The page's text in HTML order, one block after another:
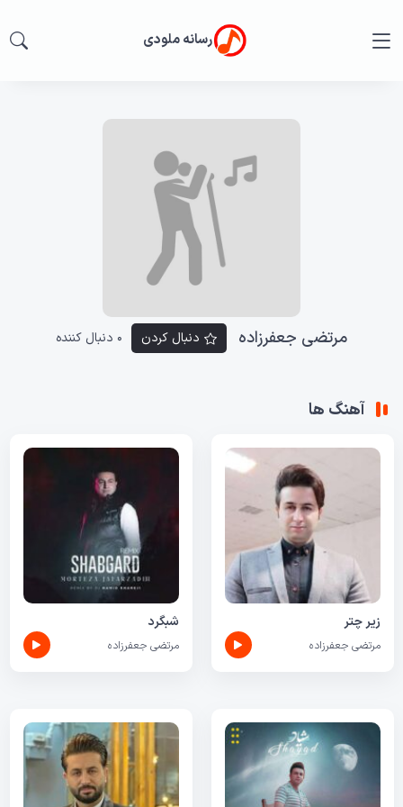
رسانه ملودی
مرتضی جعفرزاده دنبال کردن 0 دنبال کننده
آهنگ ها
زیر چتر
مرتضی جعفرزاده
شبگرد
مرتضی جعفرزاده